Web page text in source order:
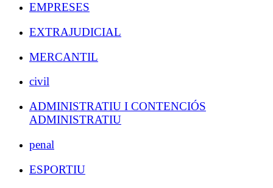
EMPRESES
EXTRAJUDICIAL
MERCANTIL
civil
ADMINISTRATIU I CONTENCIÓS
ADMINISTRATIU
penal
ESPORTIU